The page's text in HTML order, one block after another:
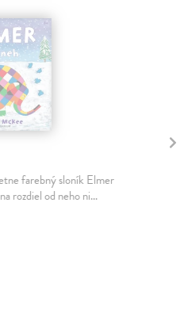
farebný sloník Elmer
rozdiel od neho ni...